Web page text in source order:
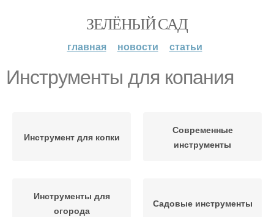
ЗЕЛЁНЫЙ САД
главная новости статьи
Инструменты для копания
Инструмент для копки
Современные
инструменты
Инструменты для
огорода
Садовые инструменты